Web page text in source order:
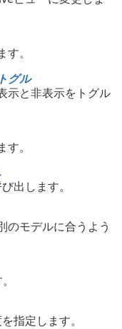
。
トグル
示と非表示をトグル
。
出します。
のモデルに合うよう
指定します。